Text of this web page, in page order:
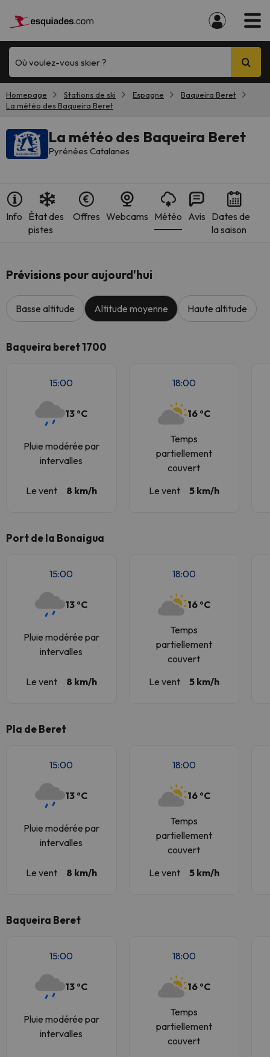
Où voulez-vous skier ?
Homepage Stations de ski Espagne
Baqueira Beret
La météo des Baqueira Beret
La météo des Baqueira Beret
Pyrénées Catalanes
Info État des
pistes
Offres Webcams Météo Avis Dates de
la saison
Prévisions pour aujourd'hui
Basse altitude Altitude moyenne Haute altitude
Baqueira beret 1700
15:00
13 ºC
Pluie modérée par
intervalles
Le vent 8 km/h
18:00
16 ºC
Temps
partiellement
couvert
Le vent
5 km/h
Port de la Bonaigua
15:00
13 ºC
Pluie modérée par
intervalles
Le vent 8 km/h
18:00
16 ºC
Temps
partiellement
couvert
Le vent
5 km/h
Pla de Beret
15:00
13 ºC
Pluie modérée par
intervalles
Le vent 8 km/h
18:00
16 ºC
Temps
partiellement
couvert
Le vent
5 km/h
Baqueira Beret
15:00
13 ºC
Pluie modérée par
intervalles
18:00
16 ºC
Temps
partiellement
couvert